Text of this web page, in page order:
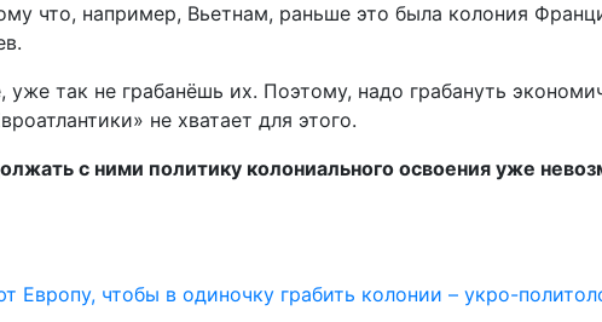
что, например, Вьетнам, раньше это была колония
так не грабанёшь их. Поэтому, надо грабануть
не хватает для этого.
с ними политику колониального освоения уже
Европу, чтобы в одиночку грабить колонии – укро-